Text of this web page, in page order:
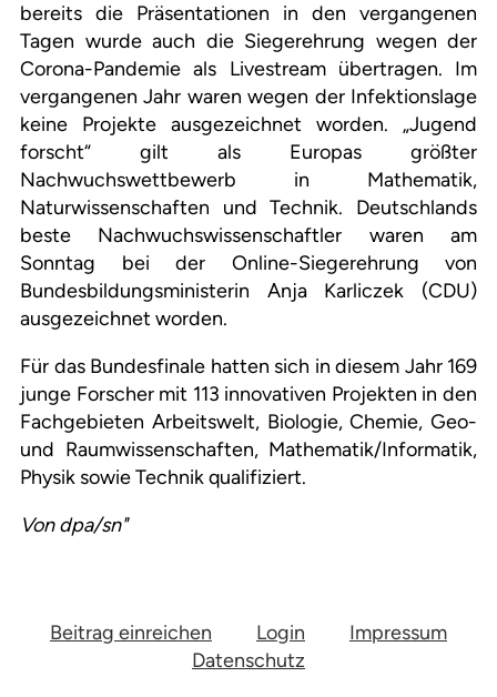
bereits die Präsentationen in den vergangenen
Tagen wurde auch die Siegerehrung wegen der
Corona-Pandemie als Livestream übertragen. Im
vergangenen Jahr waren wegen der Infektionslage
keine Projekte ausgezeichnet worden. „Jugend
forscht“ gilt als Europas größter
Nachwuchswettbewerb in Mathematik,
Naturwissenschaften und Technik. Deutschlands
beste Nachwuchswissenschaftler waren am
Sonntag bei der Online-Siegerehrung von
Bundesbildungsministerin Anja Karliczek (CDU)
ausgezeichnet worden.
Für das Bundesfinale hatten sich in diesem Jahr 169
junge Forscher mit 113 innovativen Projekten in den
Fachgebieten Arbeitswelt, Biologie, Chemie, Geo-
und Raumwissenschaften, Mathematik/Informatik,
Physik sowie Technik qualifiziert.
Von dpa/sn"
Beitrag einreichen Login
Impressum
Datenschutz